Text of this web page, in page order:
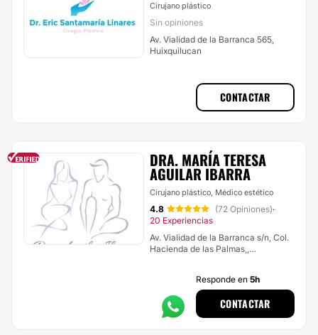
Cirujano plástico
Sin opiniones
Av. Vialidad de la Barranca 565,
Huixquilucan
CONTACTAR
DRA. MARÍA TERESA
AGUILAR IBARRA
Cirujano plástico, Médico estético
4.8 (72 Opiniones)·
20 Experiencias
Av. Vialidad de la Barranca s/n, Col.
Hacienda de las Palmas,,
Responde en 5h
CONTACTAR